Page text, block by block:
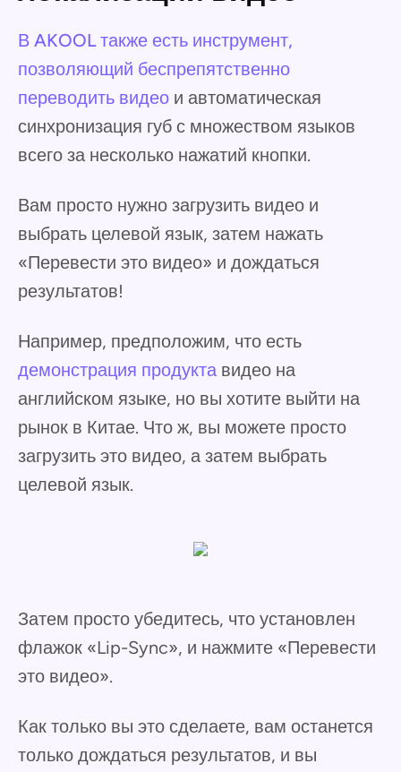
В AKOOL также есть инструмент,
позволяющий беспрепятственно
переводить видео и автоматическая
синхронизация губ с множеством языков
всего за несколько нажатий кнопки.
Вам просто нужно загрузить видео и
выбрать целевой язык, затем нажать
«Перевести это видео» и дождаться
результатов!
Например, предположим, что есть
демонстрация продукта видео на
английском языке, но вы хотите выйти на
рынок в Китае. Что ж, вы можете просто
загрузить это видео, а затем выбрать
целевой язык.
Затем просто убедитесь, что установлен
флажок «Lip-Sync», и нажмите «Перевести
это видео».
Как только вы это сделаете, вам останется
только дождаться результатов, и вы